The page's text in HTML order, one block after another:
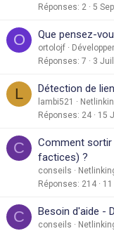
Réponses 2 5
O Que pensez-
ortolojf
Réponses 7 3
L Détection de
lambi521
Réponses 24 15
C
Comment sortir
factices) ?
conseils
Réponses 214
C Besoin d'aide -
conseils